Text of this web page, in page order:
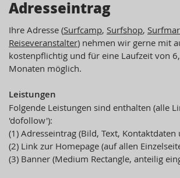
Adresseintrag
Ihre Adresse (Surfcamp, Surfshop,
Reiseveranstalter) nehmen wir gerne mit
kostenpflichtig und für eine Laufzeit von
Monaten möglich.
Leistungen
Folgende Leistungen sind enthalten (alle
'dofollow'):
(1) Adresseintrag (Bild, Text, Kontaktdaten
(2) Link zur Homepage (auf allen
(3) Banner (Medium Rectangle, anteilig